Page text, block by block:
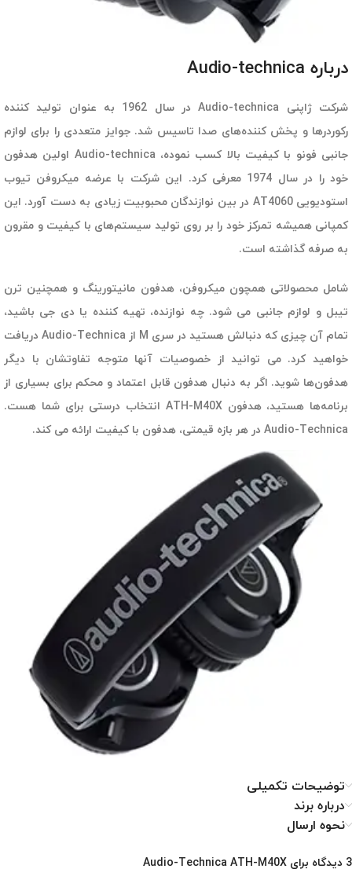
درباره‌ Audio-technica
شرکت ژاپنی Audio-technica در سال 1962 به عنوان تولید کننده
رکوردرها و پخش کننده‌های صدا تاسیس شد. جوایز متعددی را برای لوازم
جانبی فونو با کیفیت بالا کسب نموده، Audio-technica اولین هدفون
خود را در سال 1974 معرفی کرد. این شرکت با عرضه میکروفن تیوب
استودیویی AT4060
در بین نوازندگان محبوبیت زیادی به دست آورد. این
کمپانی همیشه تمرکز خود را بر روی تولید سیستم‌های با کیفیت و مقرون
به صرفه گذاشته است.
شامل محصولاتی همچون میکروفن، هدفون مانیتورینگ و همچنین ترن
تیبل و لوازم جانبی می شود. چه نوازنده، تهیه کننده یا دی جی باشید،
تمام آن چیزی که دنبالش هستید در سری M از Audio-Technica دریافت
خواهید کرد. می توانید از خصوصیات آنها متوجه تفاوتشان با دیگر
هدفون‌ها شوید. اگر به دنبال هدفون قابل اعتماد و محکم برای بسیاری از
برنامه‌ها هستید، هدفون ATH-M40X انتخاب درستی برای شما هست.
Audio-Technica در هر بازه قیمتی، هدفون با کیفیت ارائه می کند.
توضیحات تکمیلی
درباره برند
نحوه ارسال
3 دیدگاه برای Audio-Technica ATH-M40X